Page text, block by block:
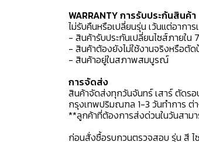
WARRANTY การรับประกันสินค้า
ไม่รับคืนหรือเปลี่ยนรุ่น เว้นแต่อากา
- สินค้ารับประกันเปลี่ยนไซส์ภายใน
- สินค้าต้องยังไม่ใช้งานจริงหรือตัด
- สินค้าอยู่ในสภาพสมบูรณ์
การจัดส่ง
สินค้าจัดส่งทุกวันจันทร์ เสาร์ ตัดรอ
กรุงเทพปริมณฑล 1-3 วันทำการ ต่
**ลูกค้าที่ต้องการส่งด่วนในวันสาม
ก่อนสั่งซื้อรบกวนตรวจสอบ รุ่น สี